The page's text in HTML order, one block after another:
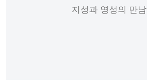
지성과 영성의 만남